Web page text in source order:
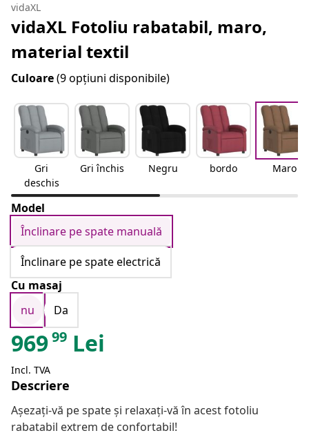
vidaXL
vidaXL Fotoliu rabatabil, maro,
material textil
Culoare(9 opțiuni disponibile)
Gri
deschis
Gri închis Negru bordo Maro
Model
Înclinare pe spate manuală
Înclinare pe spate electrică
Cu masaj
nu
Da
96999 Lei
Incl. TVA
Descriere
Așezați-vă pe spate și relaxați-vă în acest fotoliu
rabatabil extrem de confortabil!